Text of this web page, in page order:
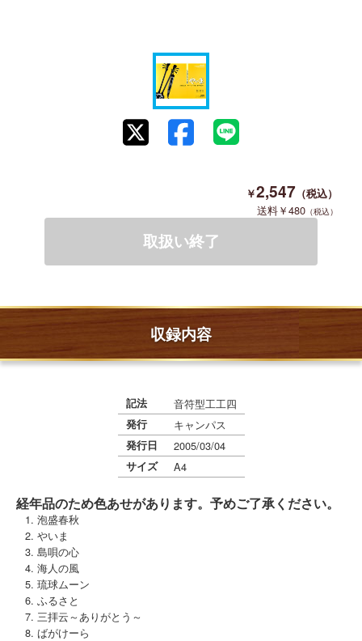
2,547
480
収録内容
記法 音符型工工四
発行 キャンパス
発行日 2005/03/04
サイズ A4
経年品のため色あせがあります。予めご了承ください。
泡盛春秋
やいま
島唄の心
海人の風
琉球ムーン
ふるさと
三拝云～ありがとう～
ばがけーら